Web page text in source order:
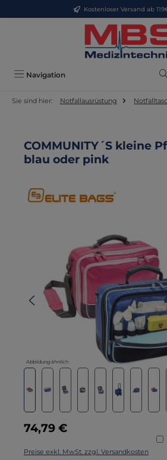
Zum Hauptinhalt springenKostenloser Versand ab
Navigation
Sie sind hier: Notfallausrüstung
COMMUNITY´S kleine
blau oder pink
Bildergalerie überspringen
Abbildung ähnlich
Regulärer Preis:
74,79 €
Preise exkl. MwSt. zzgl. Versandkosten